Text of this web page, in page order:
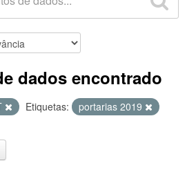
dados encontrado
Etiquetas:
portarias 2019